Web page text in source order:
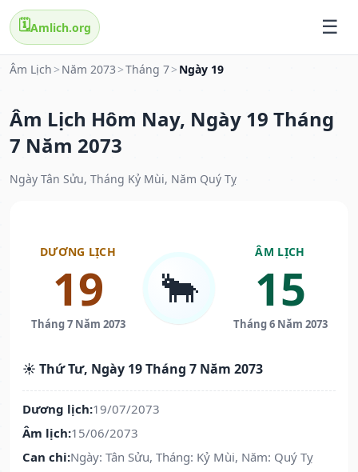
🗓️Amlich.org
Âm Lịch > Năm 2073 >Tháng 7> Ngày 19
Âm Lịch Hôm Nay, Ngày 19 Tháng
7 Năm 2073
Ngày Tân Sửu, Tháng Kỷ Mùi, Năm Quý Tỵ
DƯƠNG LỊCH
19
Tháng 7 Năm 2073
🐂
ÂM LỊCH
15
Tháng 6 Năm 2073
☀️ Thứ Tư, Ngày 19 Tháng 7 Năm 2073
Dương lịch:19/07/2073
Âm lịch:15/06/2073
Can chi:Ngày: Tân Sửu, Tháng: Kỷ Mùi, Năm: Quý Tỵ